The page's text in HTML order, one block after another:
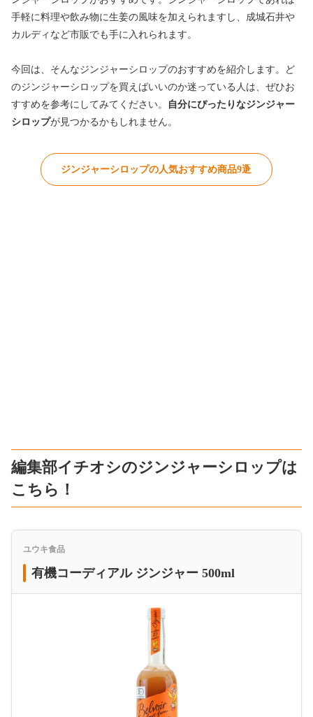
手軽に料理や飲み物に生姜の風味を加えられますし、成城石井や
カルディなど市販でも手に入れられます。
今回は、そんなジンジャーシロップのおすすめを紹介します。ど
のジンジャーシロップを買えばいいのか迷っている人は、ぜひお
すすめを参考にしてみてください。
自分にぴったりなジンジャー
シロップが見つかるかもしれません。
ジンジャーシロップの人気おすすめ商品9選
編集部イチオシのジンジャーシロップは
こちら！
ユウキ食品
有機コーディアル ジンジャー 500ml